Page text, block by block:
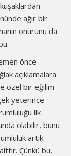
ağır bir
onurunu da
önce
açıklamalara
özel bir eğilim
yeterince
ilk
olabilir, bunu
artık
Çünkü bu,